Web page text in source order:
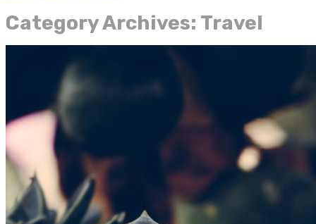
Category Archives: Travel